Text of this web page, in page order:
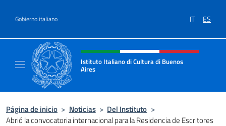
Gobierno italiano IT ES
Encabezado del sitio web,
Istituto Italiano di Cultura di Buenos
Aires
Página de inicio > Noticias > Del Instituto >
Abrió la convocatoria internacional para la Residencia de Escritores